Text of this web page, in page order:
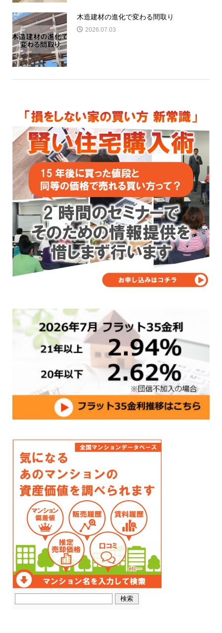
木造建材の進化で変わる間取り
2026.07.03